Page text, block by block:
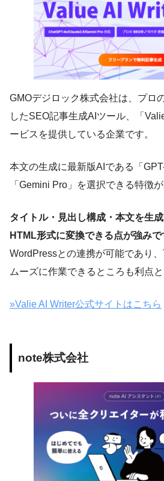
GMOデジロック株式会社は、プロ
したSEO記事生成AIツール、「
ービスを提供している企業です。
本文の生成に最新版AIである「
「Gemini Pro」を選択できる特徴が
タイトル・見出し構成・本文を生
HTML形式に変換できる点が強みで
WordPressとの連携が可能であり
ムーズに作業できるところも利点と
»Valie AI Writer公式サイトはこちら
note株式会社